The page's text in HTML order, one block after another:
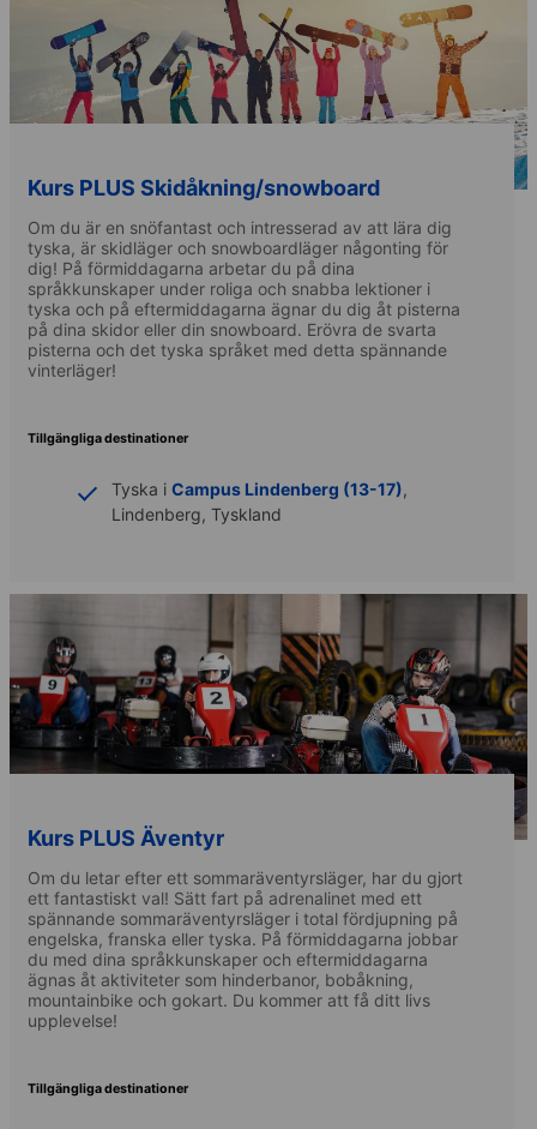
Kurs PLUS Skidåkning/snowboard
Om du är en snöfantast och intresserad av att lära dig
tyska, är skidläger och snowboardläger någonting för
dig! På förmiddagarna arbetar du på dina
språkkunskaper under roliga och snabba lektioner i
tyska och på eftermiddagarna ägnar du dig åt pisterna
på dina skidor eller din snowboard. Erövra de svarta
pisterna och det tyska språket med detta spännande
vinterläger!
Tillgängliga destinationer
Tyska i Campus Lindenberg (13-17),
Lindenberg, Tyskland
Kurs PLUS Äventyr
Om du letar efter ett sommaräventyrsläger, har du gjort
ett fantastiskt val! Sätt fart på adrenalinet med ett
spännande sommaräventyrsläger i total fördjupning på
engelska, franska eller tyska. På förmiddagarna jobbar
du med dina språkkunskaper och eftermiddagarna
ägnas åt aktiviteter som hinderbanor, bobåkning,
mountainbike och gokart. Du kommer att få ditt livs
upplevelse!
Tillgängliga destinationer